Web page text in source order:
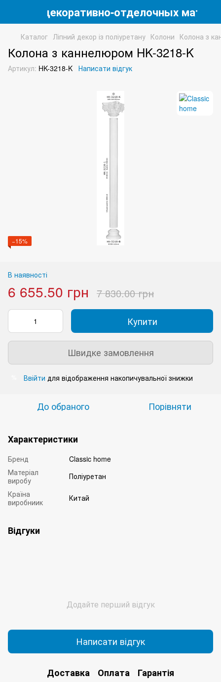
декоративно-отделочных
Каталог Ліпний декор із поліуретану Колони Колона з
Колона з каннелюром HK-3218-K
Артикул: HK-3218-K Написати відгук
−15%
В наявності
6 655.50 грн 7 830.00 грн
Купити
Швидке замовлення
Ввійти для відображення накопичувальної знижки
До обраного Порівняти
Характеристики
Бренд
Classic home
Матеріал
виробу
Поліуретан
Країна
виробниик
Китай
Відгуки
Додайте перший відгук
Написати відгук
Доставка Оплата Гарантія